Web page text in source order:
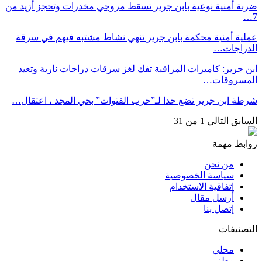
ضربة أمنية نوعية بابن جرير تسقط مروجي مخدرات وتحجز أزيد من
7…
عملية أمنية محكمة بابن جرير تنهي نشاط مشتبه فيهم في سرقة
الدراجات…
ابن جرير: كاميرات المراقبة تفك لغز سرقات دراجات نارية وتعيد
المسروقات…
شرطة ابن جرير تضع حدا لـ”حرب الفتوات” بحي المجد ، اعتقال…
السابق التالي 1 من 31
روابط مهمة
من نحن
سياسة الخصوصية
اتفاقية الاستخدام
أرسل مقال
إتصل بنا
التصنيفات
محلي